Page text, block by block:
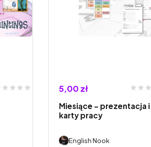
5,00 zł
Miesiące - prezentacja i
karty pracy
English Nook